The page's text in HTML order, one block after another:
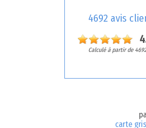
4692 avis
Calculé à partir de
carte